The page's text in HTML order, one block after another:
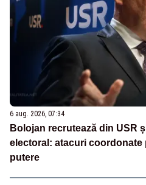
6 aug. 2026, 07:34
Bolojan recrutează din USR
electoral: atacuri coordonate
putere